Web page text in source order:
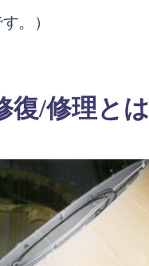
。）
復/修理とは